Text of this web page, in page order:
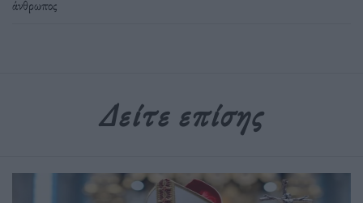
άνθρωπος
Δείτε επίσης